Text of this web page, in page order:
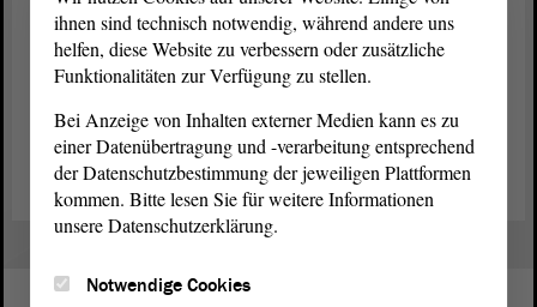
Die Delegation des Ausschusses für Petitionen des Landtags von
Sachsen-Anhalt unter Leitung der Abgeordneten Monika Hohmann
(CDU), Christina Buchheim (DIE LINKE), Elrid Pasbrig (SPD)
sowie Dorothea Frederking (BÜNDNIS 90/DIE GRÜNEN).
ihnen sind technisch notwendig, während andere uns
helfen, diese Website zu verbessern oder zusätzliche
Funktionalitäten zur Verfügung zu stellen.
Bei Anzeige von Inhalten externer Medien kann es zu
einer Datenübertragung und -verarbeitung entsprechend
der Datenschutzbestimmung der jeweiligen Plattformen
kommen. Bitte lesen Sie für weitere Informationen
unsere Datenschutzerklärung.
Notwendige Cookies